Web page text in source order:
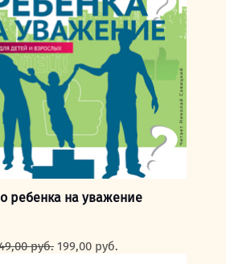
ребенка на уважение
руб. Первоначальная
199,00 руб.